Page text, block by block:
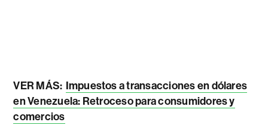
VER MÁS: Impuestos a transacciones en dólares
en Venezuela: Retroceso para consumidores y
comercios